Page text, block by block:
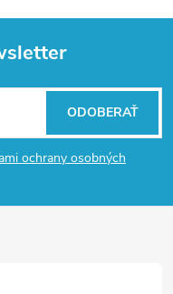
ochrany osobných
ODOBERAŤ